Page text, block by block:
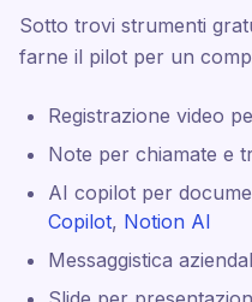
Sotto trovi strumenti
farne il pilot per un
Registrazione video
Note per chiamate e
AI copilot per
Copilot, Notion AI
Messaggistica